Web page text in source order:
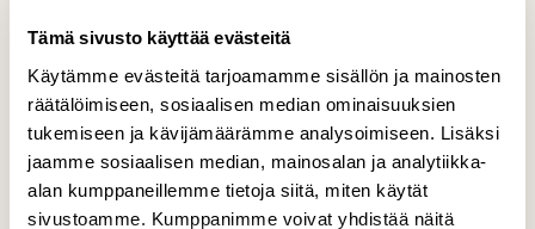
Tämä sivusto käyttää evästeitä
Käytämme evästeitä tarjoamamme sisällön ja mainosten
räätälöimiseen, sosiaalisen median ominaisuuksien
tukemiseen ja kävijämäärämme analysoimiseen. Lisäksi
jaamme sosiaalisen median, mainosalan ja analytiikka-
alan kumppaneillemme tietoja siitä, miten käytät
sivustoamme. Kumppanimme voivat yhdistää näitä